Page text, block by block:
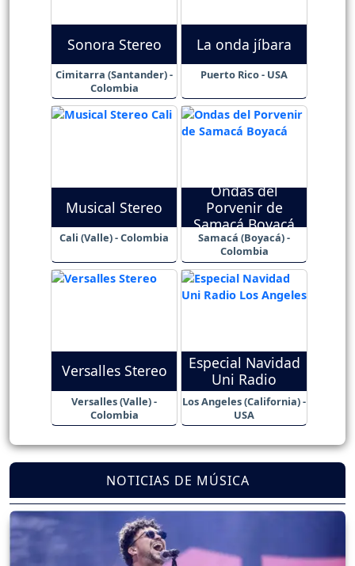
Sonora Stereo
Cimitarra (Santander) -
Colombia
La onda jíbara
Puerto Rico - USA
Musical Stereo
Cali (Valle) - Colombia
Ondas del
Porvenir de
Samacá Boyacá
Samacá (Boyacá) -
Colombia
Versalles Stereo
Versalles (Valle) -
Colombia
Especial Navidad
Uni Radio
Los Angeles (California) -
USA
NOTICIAS DE MÚSICA